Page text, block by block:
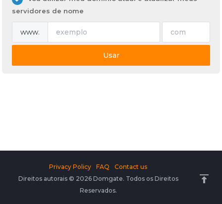
servidores de nome
www.
Usar
Direitos autorais © 2026 Domgate. Todos os Direitos
Reservados.
Privacy Policy FAQ Contact us